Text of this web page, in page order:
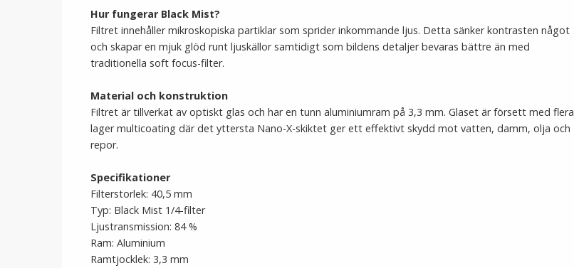
Hur fungerar Black Mist?
Filtret innehåller mikroskopiska partiklar som sprider inkommande ljus. Detta sänker kontrasten något
och skapar en mjuk glöd runt ljuskällor samtidigt som bildens detaljer bevaras bättre än med
traditionella soft focus-filter.
Material och konstruktion
Filtret är tillverkat av optiskt glas och har en tunn aluminiumram på 3,3 mm. Glaset är försett med flera
lager multicoating där det yttersta Nano-X-skiktet ger ett effektivt skydd mot vatten, damm, olja och
repor.
Specifikationer
Filterstorlek: 40,5 mm
Typ: Black Mist 1/4-filter
Ljustransmission: 84 %
Ram: Aluminium
Ramtjocklek: 3,3 mm